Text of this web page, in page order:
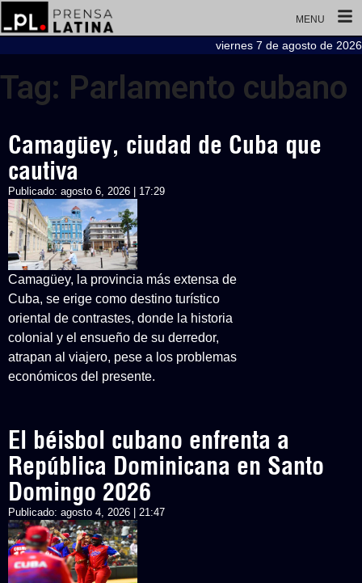
MENU
viernes 7 de agosto de 2026
Tag: Parlamento cubano
Camagüey, ciudad de Cuba que
cautiva
Publicado: agosto 6, 2026 | 17:29
Camagüey, la provincia más extensa de
Cuba, se erige como destino turístico
oriental de contrastes, donde la historia
colonial y el ensueño de su derredor,
atrapan al viajero, pese a los problemas
económicos del presente.
El béisbol cubano enfrenta a
República Dominicana en Santo
Domingo 2026
Publicado: agosto 4, 2026 | 21:47